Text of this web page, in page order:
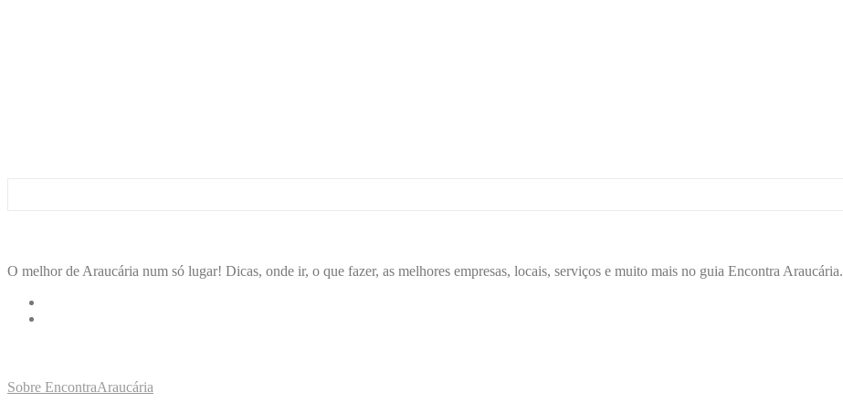
O melhor de Araucária num só lugar! Dicas, onde ir, o que fazer, as melhores empresas, locais, serviços e muito mais no guia Encontra Araucária.
Sobre EncontraAraucária